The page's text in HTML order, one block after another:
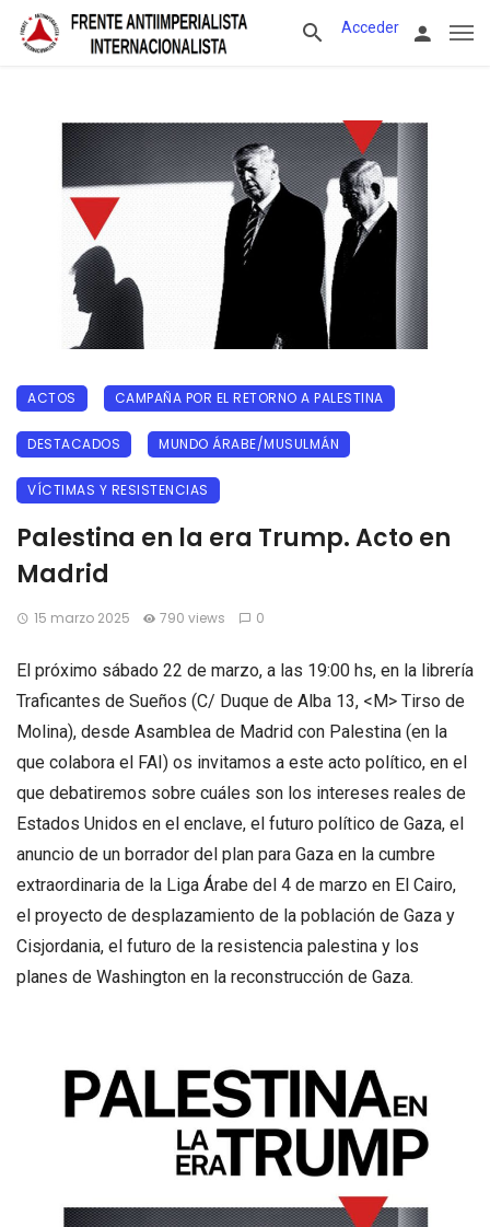
Acceder
ACTOS CAMPAÑA POR EL RETORNO A PALESTINA
DESTACADOS MUNDO ÁRABE/MUSULMÁN
VÍCTIMAS Y RESISTENCIAS
Palestina en la era Trump. Acto en
Madrid
15 marzo 2025 790 views 0
El próximo sábado 22 de marzo, a las 19:00 hs, en la librería
Traficantes de Sueños (C/ Duque de Alba 13, <M> Tirso de
Molina), desde Asamblea de Madrid con Palestina (en la
que colabora el FAI) os invitamos a este acto político, en el
que debatiremos sobre cuáles son los intereses reales de
Estados Unidos en el enclave, el futuro político de Gaza, el
anuncio de un borrador del plan para Gaza en la cumbre
extraordinaria de la Liga Árabe del 4 de marzo en El Cairo,
el proyecto de desplazamiento de la población de Gaza y
Cisjordania, el futuro de la resistencia palestina y los
planes de Washington en la reconstrucción de Gaza.